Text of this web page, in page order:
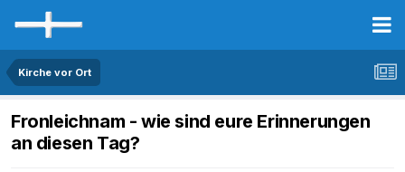
Kirche vor Ort
Fronleichnam - wie sind eure Erinnerungen
an diesen Tag?